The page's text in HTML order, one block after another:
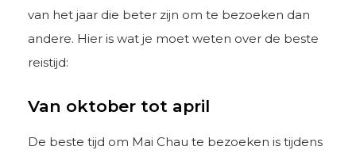
van het jaar die beter zijn om te bezoeken dan
andere. Hier is wat je moet weten over de beste
reistijd:
Van oktober tot april
De beste tijd om Mai Chau te bezoeken is tijdens